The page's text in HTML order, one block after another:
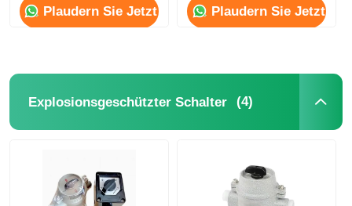
Plaudern Sie Jetzt Plaudern Sie Jetzt
Explosionsgeschützter Schalter (4)